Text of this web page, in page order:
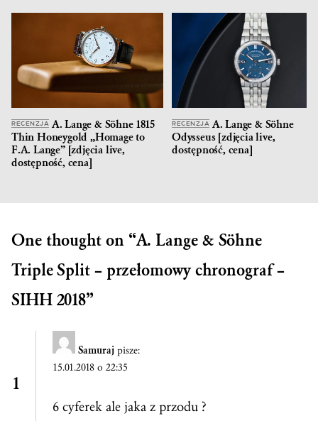
RECENZJA A. Lange & Söhne 1815
Thin Honeygold „Homage to
F.A. Lange” [zdjęcia live,
dostępność, cena]
RECENZJA A. Lange & Söhne
Odysseus [zdjęcia live,
dostępność, cena]
One thought on “A. Lange & Söhne
Triple Split – przełomowy chronograf –
SIHH 2018”
Samuraj pisze:
15.01.2018 o 22:35
6 cyferek ale jaka z przodu ?